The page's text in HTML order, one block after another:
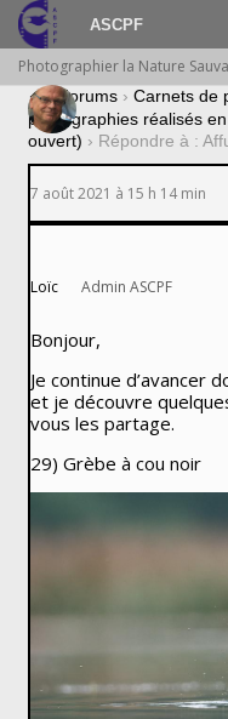
ASCPF
Photographier la Nature
› Forums › Carnets de
photographies réalisés
ouvert) › Répondre à :
7 août 2021 à 15 h 14 min
Loïc Admin ASCPF
Bonjour,
Je continue d’avancer
et je découvre
vous les partage.
29) Grèbe à cou noir